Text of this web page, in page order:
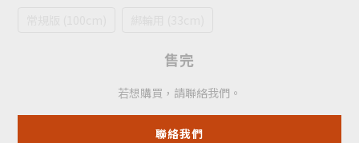
售完
若想購買，請聯絡我們。
聯絡我們